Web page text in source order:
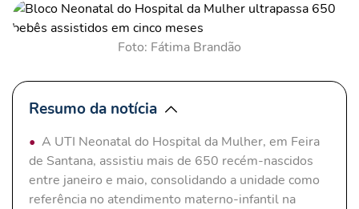
Foto: Fátima Brandão
Resumo da notícia
A UTI Neonatal do Hospital da Mulher, em Feira
de Santana, assistiu mais de 650 recém-nascidos
entre janeiro e maio, consolidando a unidade como
referência no atendimento materno-infantil na